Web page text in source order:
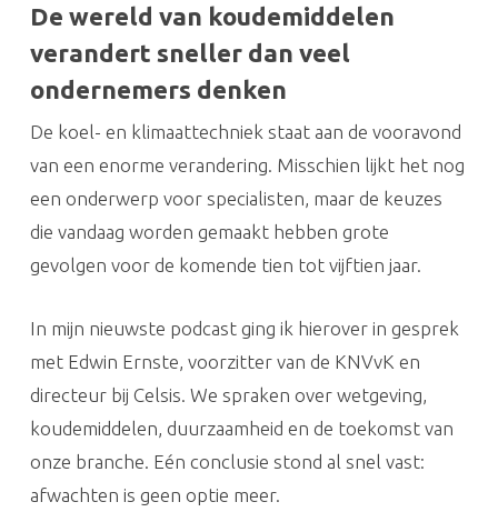
De wereld van koudemiddelen
verandert sneller dan veel
ondernemers denken
De koel- en klimaattechniek staat aan de vooravond
van een enorme verandering. Misschien lijkt het nog
een onderwerp voor specialisten, maar de keuzes
die vandaag worden gemaakt hebben grote
gevolgen voor de komende tien tot vijftien jaar.
In mijn nieuwste podcast ging ik hierover in gesprek
met Edwin Ernste, voorzitter van de KNVvK en
directeur bij Celsis. We spraken over wetgeving,
koudemiddelen, duurzaamheid en de toekomst van
onze branche. Eén conclusie stond al snel vast:
afwachten is geen optie meer.